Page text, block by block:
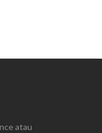
atau